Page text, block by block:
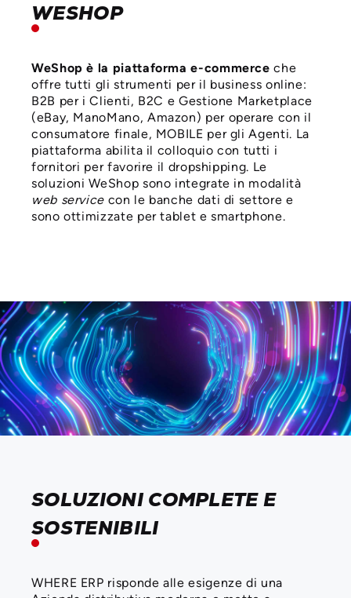
WESHOP
WeShop è la piattaforma e-commerce che
offre tutti gli strumenti per il business online:
B2B per i Clienti, B2C e Gestione Marketplace
(eBay, ManoMano, Amazon) per operare con il
consumatore finale, MOBILE per gli Agenti. La
piattaforma abilita il colloquio con tutti i
fornitori per favorire il dropshipping. Le
soluzioni WeShop sono integrate in modalità
web service con le banche dati di settore e
sono ottimizzate per tablet e smartphone.
SOLUZIONI COMPLETE E
SOSTENIBILI
WHERE ERP risponde alle esigenze di una